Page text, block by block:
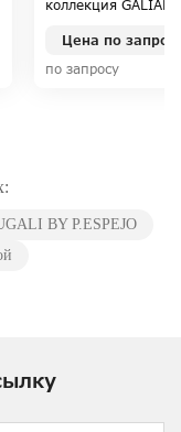
коллекция
Цена по
по запросу
BY P.ESPEJO